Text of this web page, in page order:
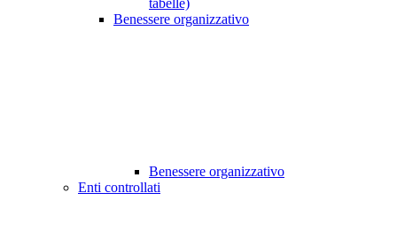
tabelle)
Benessere organizzativo
Benessere organizzativo
Enti controllati